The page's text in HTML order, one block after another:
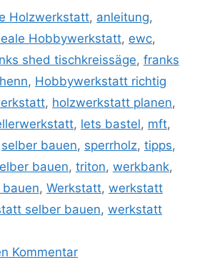
Holzwerkstatt, anleitung,
Hobbywerkstatt, ewc,
shed tischkreissäge, franks
henn, Hobbywerkstatt richtig
, holzwerkstatt planen,
, lets bastel, mft,
selber bauen, sperrholz, tipps,
bauen, triton, werkbank,
, Werkstatt, werkstatt
selber bauen, werkstatt
Kommentar